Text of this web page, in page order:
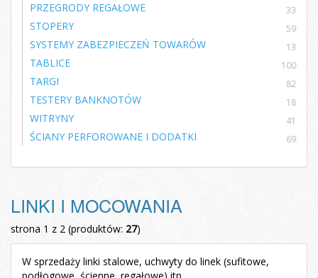
PRZEGRODY REGAŁOWE 33
STOPERY 59
SYSTEMY ZABEZPIECZEŃ TOWARÓW 13
TABLICE 100
TARGI 82
TESTERY BANKNOTÓW 18
WITRYNY 41
ŚCIANY PERFOROWANE I DODATKI 69
LINKI I MOCOWANIA
strona 1 z 2 (produktów: 27)
W sprzedaży linki stalowe, uchwyty do linek (sufitowe,